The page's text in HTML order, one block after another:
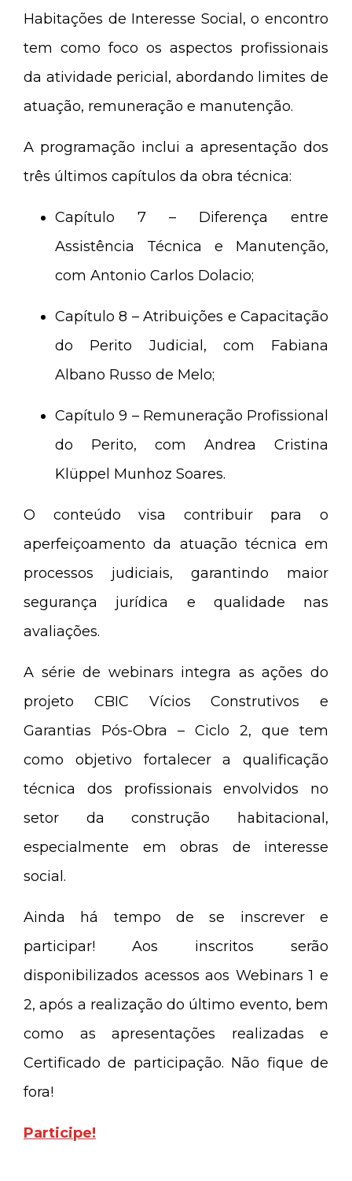
Habitações de Interesse Social, o encontro
tem como foco os aspectos profissionais
da atividade pericial, abordando limites de
atuação, remuneração e manutenção.
A programação inclui a apresentação dos
três últimos capítulos da obra técnica:
Capítulo 7 – Diferença entre
Assistência Técnica e Manutenção,
com Antonio Carlos Dolacio;
Capítulo 8 – Atribuições e Capacitação
do Perito Judicial, com Fabiana
Albano Russo de Melo;
Capítulo 9 – Remuneração Profissional
do Perito, com Andrea Cristina
Klüppel Munhoz Soares.
O conteúdo visa contribuir para o
aperfeiçoamento da atuação técnica em
processos judiciais, garantindo maior
segurança jurídica e qualidade nas
avaliações.
A série de webinars integra as ações do
projeto CBIC Vícios Construtivos e
Garantias Pós-Obra – Ciclo 2, que tem
como objetivo fortalecer a qualificação
técnica dos profissionais envolvidos no
setor da construção habitacional,
especialmente em obras de interesse
social.
Ainda há tempo de se inscrever e
participar! Aos inscritos serão
disponibilizados acessos aos Webinars 1 e
2, após a realização do último evento, bem
como as apresentações realizadas e
Certificado de participação. Não fique de
fora!
Participe!